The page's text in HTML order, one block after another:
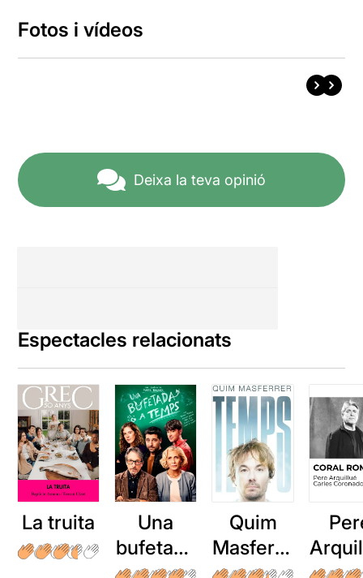
Fotos i vídeos
Deixa la teva opinió
Espectacles relacionats
La truita
Una
bufetada
a temps
Quim
Masferre
r: Temps
: